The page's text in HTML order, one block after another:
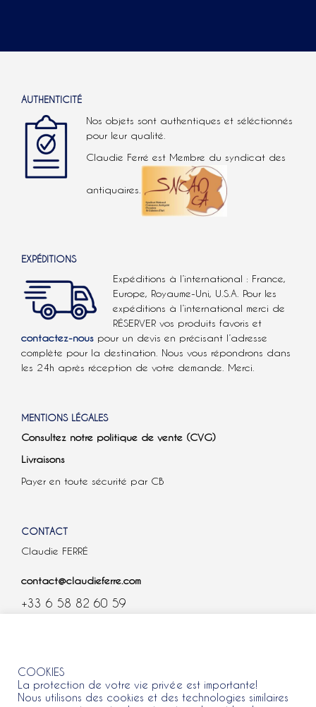
AUTHENTICITÉ
Nos objets sont authentiques et séléctionnés
pour leur qualité.
Claudie Ferré est Membre du syndicat des
antiquaires.
EXPÉDITIONS
Expéditions à l’international : France,
Europe, Royaume-Uni, U.S.A. Pour les
expéditions à l’international merci de
RÉSERVER vos produits favoris et
contactez-nous pour un devis en précisant l’adresse
complète pour la destination. Nous vous répondrons dans
les 24h après réception de votre demande. Merci.
MENTIONS LÉGALES
Consultez notre politique de vente (CVG)
Livraisons
Payer en toute sécurité par CB
CONTACT
Claudie FERRÉ
contact@claudieferre.com
+33 6 58 82 60 59
COOKIES
La protection de votre vie privée est importante!
Nous utilisons des cookies et des technologies similaires